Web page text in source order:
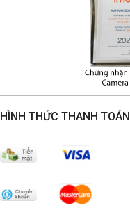
HÌNH THỨC THANH TOÁN